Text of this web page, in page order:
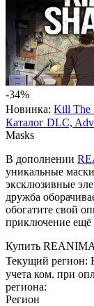
-34%
Новинка: Kill The
Каталог DLC,
Masks
В дополнении
уникальные
эксклюзивные
дружба
обогатите свой
приключение ещё
Купить
Текущий регион:
учета ком. при
региона:
Регион